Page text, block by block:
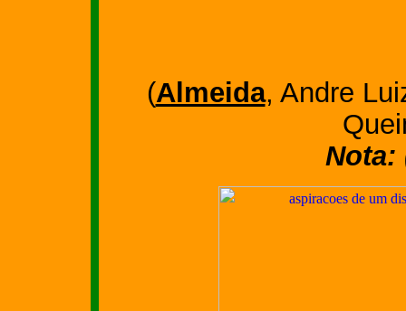
(Almeida, Andre
Nota: